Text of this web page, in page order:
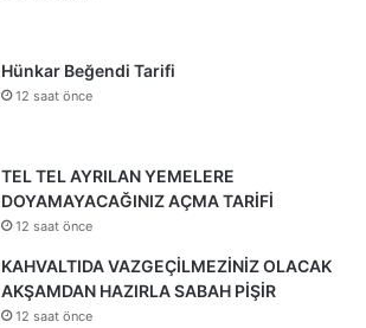
Hünkar Beğendi Tarifi
12 saat önce
TEL TEL AYRILAN YEMELERE
DOYAMAYACAĞINIZ AÇMA TARİFİ
12 saat önce
KAHVALTIDA VAZGEÇİLMEZİNİZ OLACAK
AKŞAMDAN HAZIRLA SABAH PİŞİR
12 saat önce